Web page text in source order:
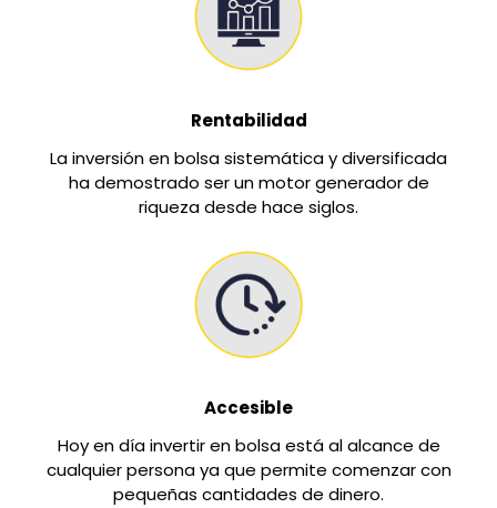
Rentabilidad
La inversión en bolsa sistemática y diversificada
ha demostrado ser un motor generador de
riqueza desde hace siglos.
Accesible
Hoy en día invertir en bolsa está al alcance de
cualquier persona ya que permite comenzar con
pequeñas cantidades de dinero.